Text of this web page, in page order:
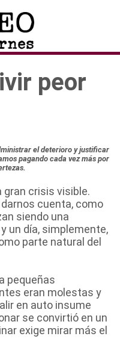
peor
el deterioro y justificar
pagando cada vez más por
gran crisis visible.
cuenta, como
siendo una
un día, simplemente,
parte natural del
pequeñas
eran molestas y
en auto insume
se convirtió en un
exige mirar más el